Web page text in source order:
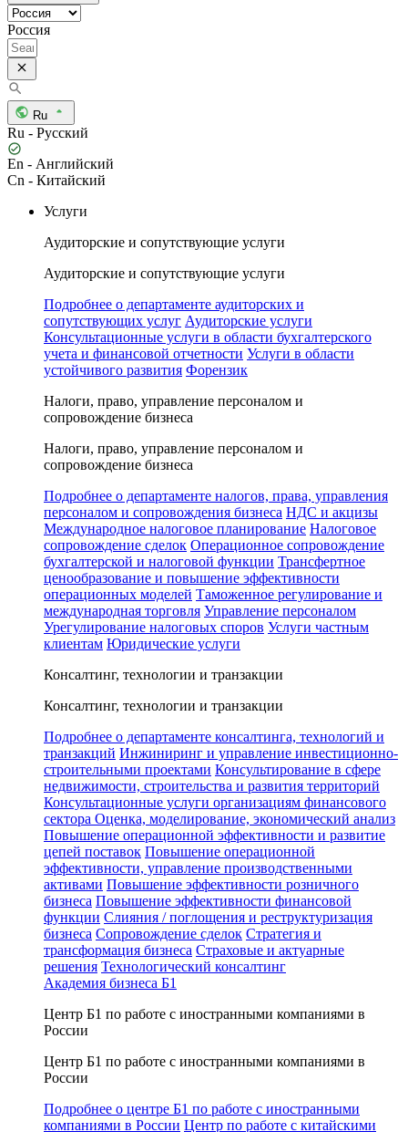
Россия
Ru
Ru - Русский
En - Английский
Cn - Китайский
Услуги
Аудиторские и сопутствующие услуги
Аудиторские и сопутствующие услуги
Подробнее о департаменте аудиторских и
сопутствующих услуг Аудиторские услуги
Консультационные услуги в области бухгалтерского
учета и финансовой отчетности Услуги в области
устойчивого развития Форензик
Налоги, право, управление персоналом и
сопровождение бизнеса
Налоги, право, управление персоналом и
сопровождение бизнеса
Подробнее о департаменте налогов, права, управления
персоналом и сопровождения бизнеса НДС и акцизы
Международное налоговое планирование Налоговое
сопровождение сделок Операционное сопровождение
бухгалтерской и налоговой функции Трансфертное
ценообразование и повышение эффективности
операционных моделей Таможенное регулирование и
международная торговля Управление персоналом
Урегулирование налоговых споров Услуги частным
клиентам Юридические услуги
Консалтинг, технологии и транзакции
Консалтинг, технологии и транзакции
Подробнее о департаменте консалтинга, технологий и
транзакций Инжиниринг и управление инвестиционно-
строительными проектами Консультирование в сфере
недвижимости, строительства и развития территорий
Консультационные услуги организациям финансового
сектора Оценка, моделирование, экономический анализ
Повышение операционной эффективности и развитие
цепей поставок Повышение операционной
эффективности, управление производственными
активами Повышение эффективности розничного
бизнеса Повышение эффективности финансовой
функции Слияния / поглощения и реструктуризация
бизнеса Сопровождение сделок Стратегия и
трансформация бизнеса Страховые и актуарные
решения Технологический консалтинг
Академия бизнеса Б1
Центр Б1 по работе с иностранными компаниями в
России
Центр Б1 по работе с иностранными компаниями в
России
Подробнее о центре Б1 по работе с иностранными
компаниями в России Центр по работе с китайскими